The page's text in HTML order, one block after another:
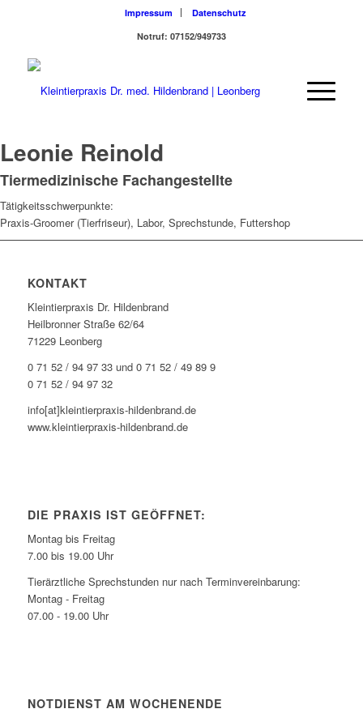
Impressum
Datenschutz
Notruf: 07152/949733
Leonie Reinold
Tiermedizinische Fachangestellte
Tätigkeitsschwerpunkte:
Praxis-Groomer (Tierfriseur), Labor, Sprechstunde, Futtershop
KONTAKT
Kleintierpraxis Dr. Hildenbrand
Heilbronner Straße 62/64
71229 Leonberg
0 71 52 / 94 97 33 und 0 71 52 / 49 89 9
0 71 52 / 94 97 32
info[at]kleintierpraxis-hildenbrand.de
www.kleintierpraxis-hildenbrand.de
DIE PRAXIS IST GEÖFFNET:
Montag bis Freitag
7.00 bis 19.00 Uhr
Tierärztliche Sprechstunden nur nach Terminvereinbarung:
Montag - Freitag
07.00 - 19.00 Uhr
NOTDIENST AM WOCHENENDE